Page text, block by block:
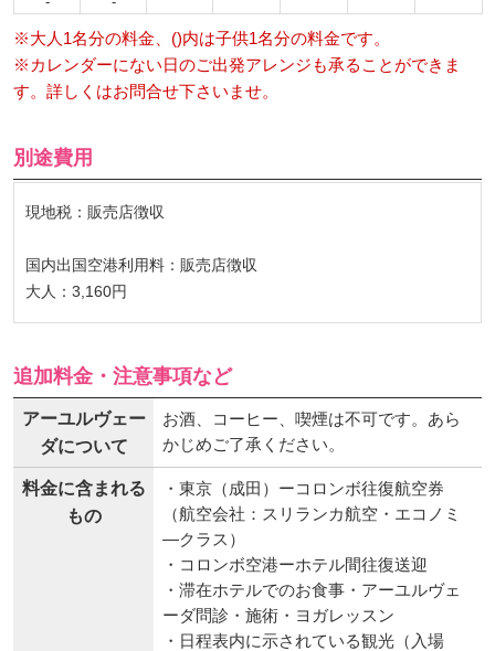
※大人1名分の料金、()内は子供1名分の料金です。
※カレンダーにない日のご出発アレンジも承ることができま
す。詳しくはお問合せ下さいませ。
別途費用
現地税：販売店徴収
国内出国空港利用料：販売店徴収
大人：3,160円
追加料金・注意事項など
アーユルヴェー
ダについて
お酒、コーヒー、喫煙は不可です。あら
かじめご了承ください。
料金に含まれる
もの
・東京（成田）ーコロンボ往復航空券
（航空会社：スリランカ航空・エコノミ
―クラス）
・コロンボ空港ーホテル間往復送迎
・滞在ホテルでのお食事・アーユルヴェ
ーダ問診・施術・ヨガレッスン
・日程表内に示されている観光（入場